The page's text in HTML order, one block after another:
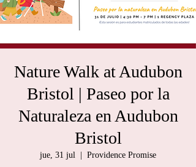
Nature Walk at Audubon
Bristol | Paseo por la
Naturaleza en Audubon
Bristol
jue, 31 jul Providence Promise